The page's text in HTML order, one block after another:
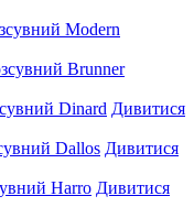
Modern
Brunner
Dinard Дивитися
Dallos Дивитися
Harro Дивитися